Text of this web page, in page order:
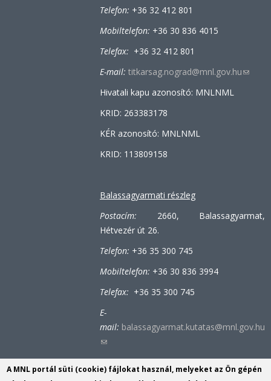
Telefon: +36 32 412 801
Mobiltelefon: +36 30 836 4015
Telefax: +36 32 412 801
E-mail: titkarsag.nograd@mnl.gov.hu(link
Hivatali kapu azonosító: MNLNML
KRID: 263383178
KÉR azonosító: MNLNML
KRID: 113809158
Balassagyarmati részleg
Postacím: 2660, Balassagyarmat,
Hétvezér út 26.
Telefon: +36 35 300 745
Mobiltelefon: +36 30 836 3994
Telefax: +36 35 300 745
E-
mail: balassagyarmat.kutatas@mnl.gov.hu
(link
sends
e-
A MNL portál süti (cookie) fájlokat használ, melyeket az Ön gépén